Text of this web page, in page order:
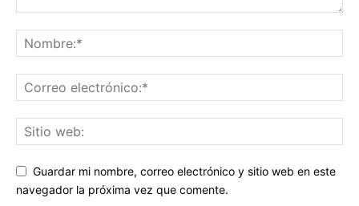
Guardar mi nombre, correo electrónico y sitio web en este
navegador la próxima vez que comente.